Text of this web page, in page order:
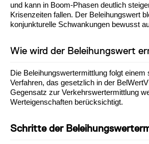
und kann in Boom-Phasen deutlich
Krisenzeiten fallen. Der Beleihungswert
konjunkturelle Schwankungen bewusst
Wie wird der Beleihungswert
Die Beleihungswertermittlung folgt einem
Verfahren, das gesetzlich in der
Gegensatz zur Verkehrswertermittlung
Werteigenschaften berücksichtigt.
Schritte der